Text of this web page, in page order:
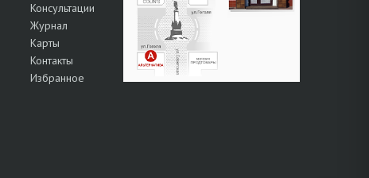
Консультации
Журнал
Карты
Контакты
Избранное